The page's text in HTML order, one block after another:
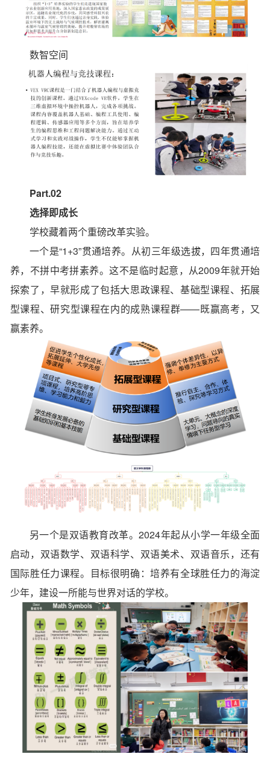
数智空间
Part.02
选择即成长
学校藏着两个重磅改革实验。
一个是“1+3”贯通培养。从初三年级选拔，四年贯通培
养，不拼中考拼素养。这不是临时起意，从2009年就开始
探索了，早就形成了包括大思政课程、基础型课程、拓展
型课程、研究型课程在内的成熟课程群——既赢高考，又
赢素养。
另一个是双语教育改革。2024年起从小学一年级全面
启动，双语数学、双语科学、双语美术、双语音乐，还有
国际胜任力课程。目标很明确：培养有全球胜任力的海淀
少年，建设一所能与世界对话的学校。